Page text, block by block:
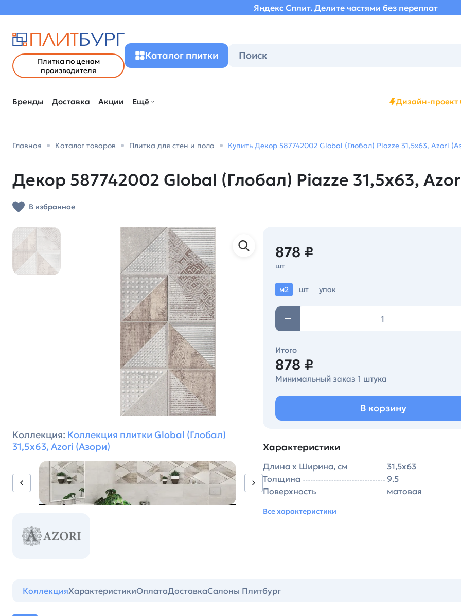
Яндекс Сплит. Делите частями без переплат
Плитка по ценам
производителя
Каталог плитки
Бренды Доставка Акции Ещё Дизайн-проект
Главная Каталог товаров Плитка для стен и пола Купить Декор 587742002 Global (Глобал) Piazze 31,5х63, Azori
Декор 587742002 Global (Глобал) Piazze 31,5х63,
В избранное
Коллекция: Коллекция плитки Global (Глобал)
31,5х63, Azori (Азори)
878 ₽
шт
м2 шт упак
Итого
878 ₽
Минимальный заказ 1 штука
В корзину
Характеристики
Длина х Ширина, см
31,5х63
Толщина
9.5
Поверхность
матовая
Все характеристики
КоллекцияХарактеристикиОплатаДоставкаСалоны Плитбург